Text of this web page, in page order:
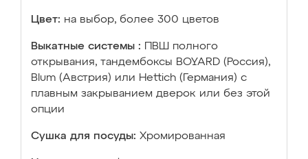
Цвет: на выбор, более 300 цветов
Выкатные системы :
ПВШ полного
открывания, тандембоксы BOYARD (Россия),
Blum (Австрия) или Hettich (Германия) с
плавным закрыванием дверок или без этой
опции
Сушка для посуды: Хромированная